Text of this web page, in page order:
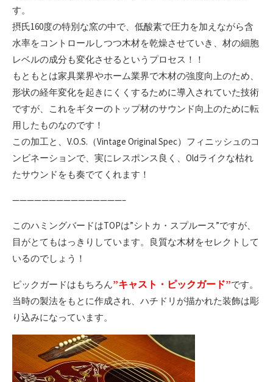
す。
摂氏160度の特別な窯の中で、低酸素で圧力を加えながら含
水率をコントロールしつつ木材を乾燥させていき、材の細胞
レベルの成分も変化させるというプロセス！！
もともとは家具業界やホーム業界で木材の強度向上のため、
形状の経年変化を起きにくくするために導入されていた技術
ですが、これをギターのトップ材のサウンド向上のために転
用したものなのです！
この加工と、V.O.S.（Vintage Original Spec）フィニッシュのコ
ンビネーションで、実にレスポンス良く、Oldライクな枯れ
たサウンドをも奏でてくれます！
———————————————–
このハミングバードはTOPは”シトカ・スプルース”ですが、
目がとてもはっきりしています。良質な木材をセレクトして
いるのでしょう！
ピックガードはもちろん”キャスト・ピックガード”です。
当時の製法をもとに作成され、ハチドリが描かれた装飾は彫
り込みになっています。